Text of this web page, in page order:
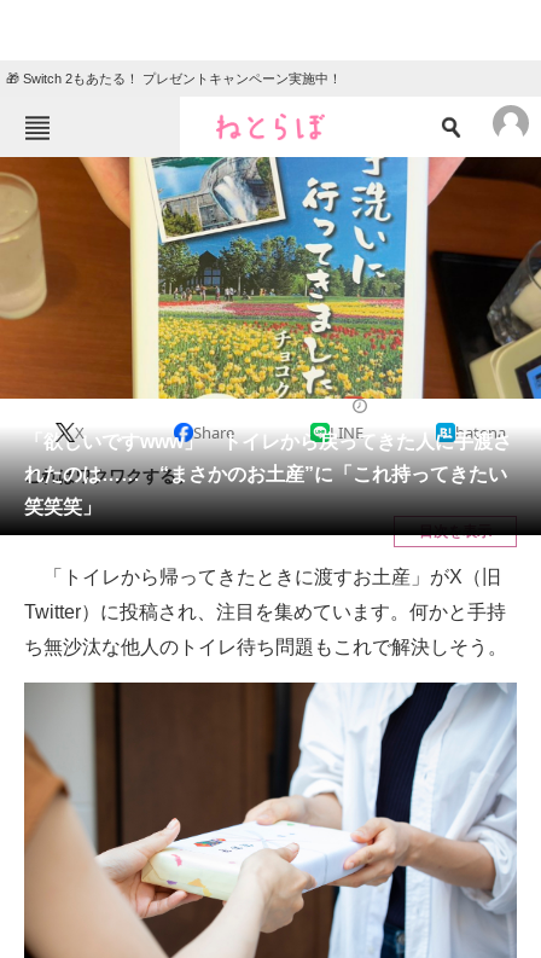
🎁 Switch 2もあたる！ プレゼントキャンペーン実施中！
ねとらぼメニュー
TOP ニュース
エンタメ クイズ
グルメ 地域
教育・育児
リサーチ
会員記事
メディア
注目記事を集めた総合ページ
ITの今と未来を見通す
スマホと通信の最新トレンド
ビジネスと働き方のヒント
AI活用のいまが分かる
企業ITのトレンドを詳説
「欲しいですwww」 トイレから戻ってきた人に手渡さ
れたのは…… “まさかのお土産”に「これ持ってきたい
笑笑笑」
X Share LINE hatena
これはワクワクする。
目次を表示
「トイレから帰ってきたときに渡すお土産」がX（旧
Twitter）に投稿され、注目を集めています。何かと手持
ち無沙汰な他人のトイレ待ち問題もこれで解決しそう。